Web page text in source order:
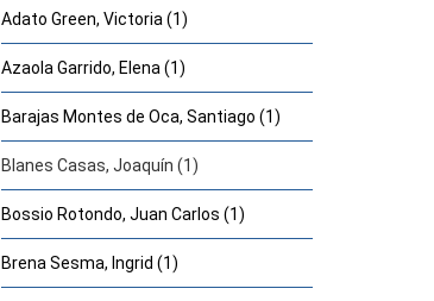
Adato Green, Victoria (1)
Azaola Garrido, Elena (1)
Barajas Montes de Oca, Santiago (1)
Blanes Casas, Joaquín (1)
Bossio Rotondo, Juan Carlos (1)
Brena Sesma, Ingrid (1)